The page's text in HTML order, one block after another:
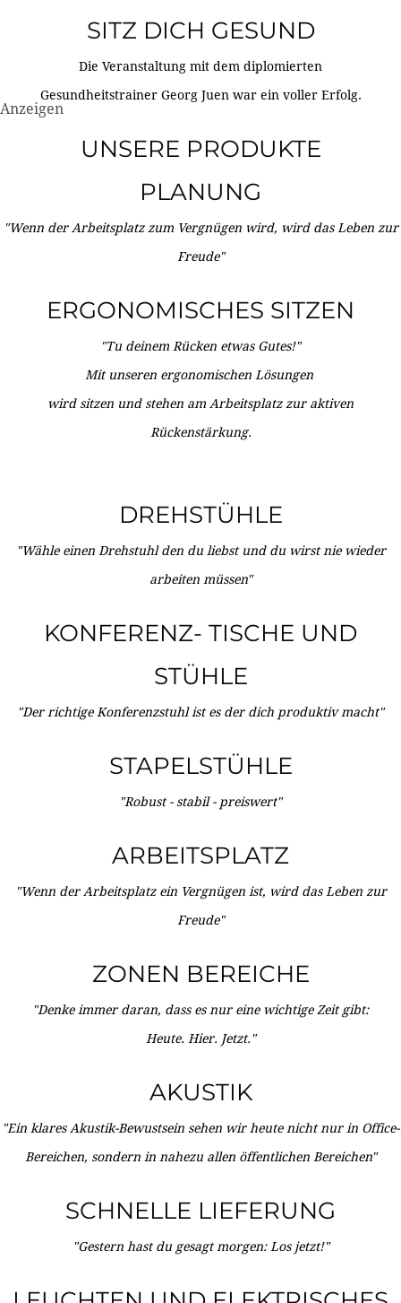
SITZ DICH GESUND
Die Veranstaltung mit dem diplomierten
Gesundheitstrainer Georg Juen war ein voller Erfolg.
Anzeigen
UNSERE PRODUKTE
PLANUNG
"Wenn der Arbeitsplatz zum Vergnügen wird, wird das Leben zur
Freude"
ERGONOMISCHES SITZEN
"Tu deinem Rücken etwas Gutes!"
Mit unseren ergonomischen Lösungen
wird sitzen und stehen am Arbeitsplatz zur aktiven
Rückenstärkung.
DREHSTÜHLE
"Wähle einen Drehstuhl den du liebst und du wirst nie wieder
arbeiten müssen"
KONFERENZ- TISCHE UND
STÜHLE
"Der richtige Konferenzstuhl ist es der dich produktiv macht"
STAPELSTÜHLE
"Robust - stabil - preiswert"
ARBEITSPLATZ
"Wenn der Arbeitsplatz ein Vergnügen ist, wird das Leben zur
Freude"
ZONEN BEREICHE
"Denke immer daran, dass es nur eine wichtige Zeit gibt:
Heute. Hier. Jetzt."
AKUSTIK
"Ein klares Akustik-Bewustsein sehen wir heute nicht nur in Office-
Bereichen, sondern in nahezu allen öffentlichen Bereichen"
SCHNELLE LIEFERUNG
"Gestern hast du gesagt morgen: Los jetzt!"